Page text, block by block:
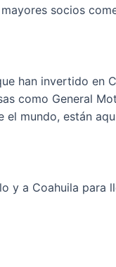
socios
han invertido en
como General
mundo, están
y a Coahuila para